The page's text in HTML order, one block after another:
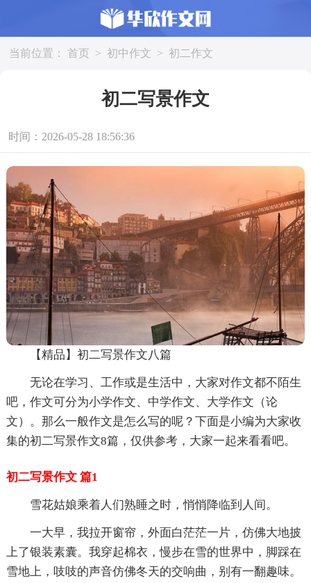
当前位置： 首页 > 初中作文 > 初二作文
初二写景作文
时间：2026-05-28 18:56:36
【精品】初二写景作文八篇
无论在学习、工作或是生活中，大家对作文都不陌生
吧，作文可分为小学作文、中学作文、大学作文（论
文）。那么一般作文是怎么写的呢？下面是小编为大家收
集的初二写景作文8篇，仅供参考，大家一起来看看吧。
初二写景作文 篇1
雪花姑娘乘着人们熟睡之时，悄悄降临到人间。
一大早，我拉开窗帘，外面白茫茫一片，仿佛大地披
上了银装素囊。我穿起棉衣，慢步在雪的世界中，脚踩在
雪地上，吱吱的声音仿佛冬天的交响曲，别有一翻趣味。